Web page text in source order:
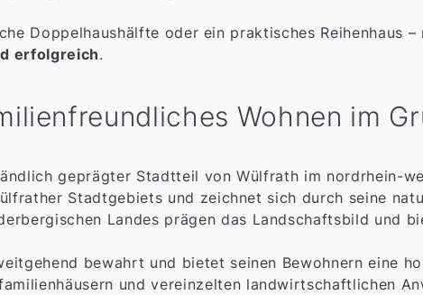
Doppelhaushälfte oder ein praktisches Reihenhaus
erfolgreich.
Wohnen im
geprägter Stadtteil von Wülfrath im nordrhein-
Stadtgebiets und zeichnet sich durch seine
Landes prägen das Landschaftsbild und
bewahrt und bietet seinen Bewohnern eine
und vereinzelten landwirtschaftlichen